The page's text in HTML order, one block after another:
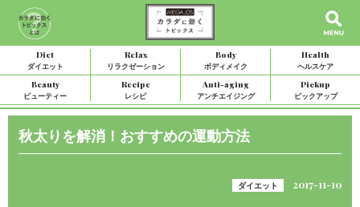
Diet
ダイエット
Relax
リラクゼーション
Body
ボディメイク
Health
ヘルスケア
Beauty
ビューティー
Recipe
レシピ
Anti-aging
アンチエイジング
Pickup
ピックアップ
秋太りを解消！おすすめの運動方法
ダイエット 2017-11-10